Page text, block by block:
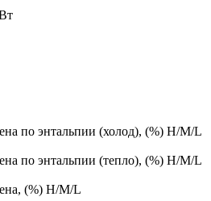
по энтальпии (холод), (%) H/M/L
по энтальпии (тепло), (%) H/M/L
(%) H/M/L